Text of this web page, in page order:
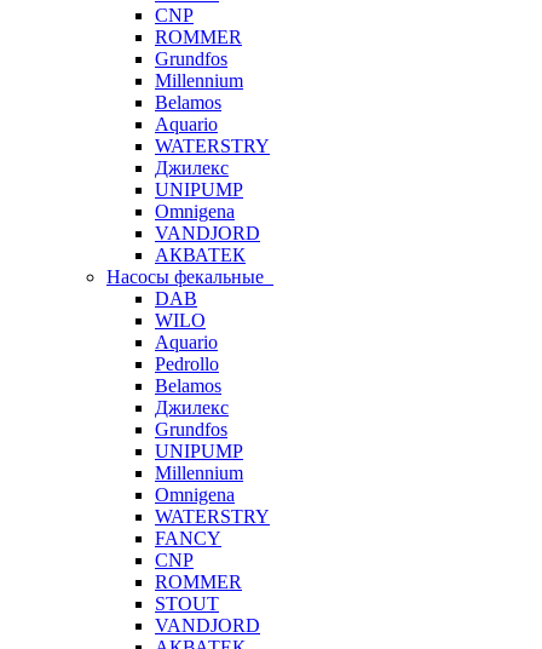
CNP
ROMMER
Grundfos
Millennium
Belamos
Aquario
WATERSTRY
Джилекс
UNIPUMP
Omnigena
VANDJORD
АКВАТЕК
Насосы фекальные
DAB
WILO
Aquario
Pedrollo
Belamos
Джилекс
Grundfos
UNIPUMP
Millennium
Omnigena
WATERSTRY
FANCY
CNP
ROMMER
STOUT
VANDJORD